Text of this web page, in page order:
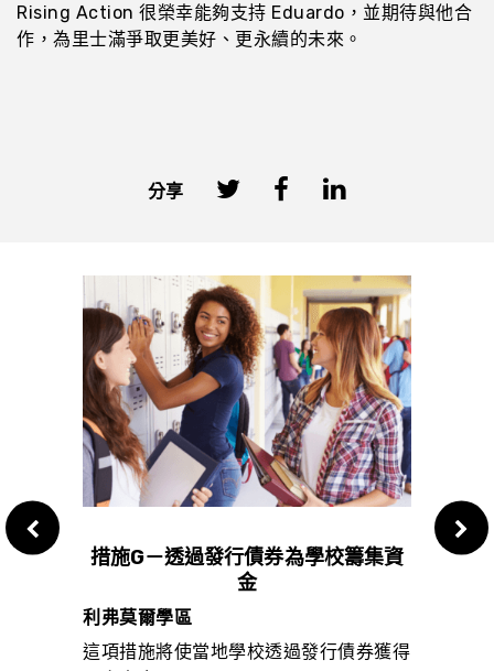
Rising Action 很榮幸能夠支持 Eduardo，並期待與他合
作，為里士滿爭取更美好、更永續的未來。
分享
租
措施G－透過發行債券為學校籌集資
金
利弗莫爾學區
這項措施將使當地學校透過發行債券獲得
措